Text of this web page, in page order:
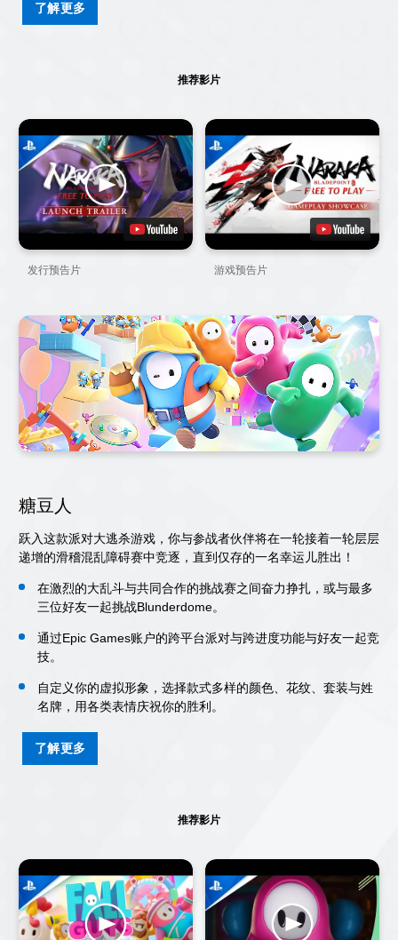
了解更多
推荐影片
发行预告片 游戏预告片
糖豆人
跃入这款派对大逃杀游戏，你与参战者伙伴将在一轮接着一轮层层
递增的滑稽混乱障碍赛中竞逐，直到仅存的一名幸运儿胜出！
在激烈的大乱斗与共同合作的挑战赛之间奋力挣扎，或与最多
三位好友一起挑战Blunderdome。
通过Epic Games账户的跨平台派对与跨进度功能与好友一起竞
技。
自定义你的虚拟形象，选择款式多样的颜色、花纹、套装与姓
名牌，用各类表情庆祝你的胜利。
了解更多
推荐影片